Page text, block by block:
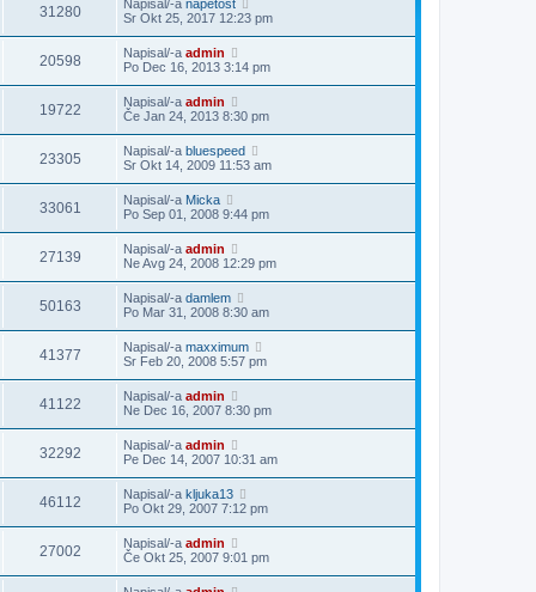
31280 Napisal/-a napetost
Sr Okt 25, 2017 12:23 pm
20598 Napisal/-a admin
Po Dec 16, 2013 3:14 pm
19722 Napisal/-a admin
Če Jan 24, 2013 8:30 pm
23305 Napisal/-a bluespeed
Sr Okt 14, 2009 11:53 am
33061 Napisal/-a Micka
Po Sep 01, 2008 9:44 pm
27139 Napisal/-a admin
Ne Avg 24, 2008 12:29 pm
50163 Napisal/-a damlem
Po Mar 31, 2008 8:30 am
41377 Napisal/-a maxximum
Sr Feb 20, 2008 5:57 pm
41122 Napisal/-a admin
Ne Dec 16, 2007 8:30 pm
32292 Napisal/-a admin
Pe Dec 14, 2007 10:31 am
46112 Napisal/-a kljuka13
Po Okt 29, 2007 7:12 pm
27002 Napisal/-a admin
Če Okt 25, 2007 9:01 pm